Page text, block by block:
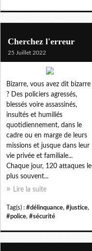
Cherchez l'erreur
25 Juillet 2022
Bizarre, vous avez dit bizarre
? Des policiers agressés,
blessés voire assassinés,
insultés et humiliés
quotidiennement, dans le
cadre ou en marge de leurs
missions et jusque dans leur
vie privée et familiale...
Chaque jour, 120 attaques le
plus souvent...
Lire la suite
Tag(s) : #délinquance, #justice,
#police, #sécurité